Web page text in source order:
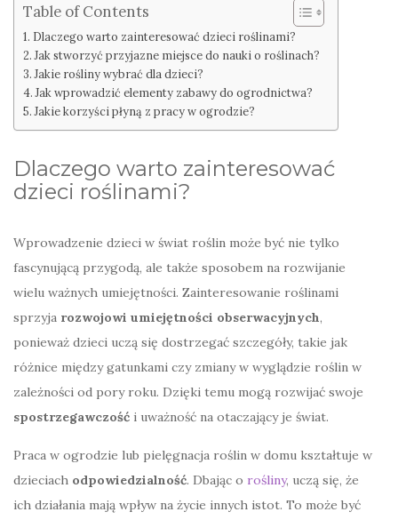
Table of Contents
Dlaczego warto zainteresować dzieci roślinami?
Jak stworzyć przyjazne miejsce do nauki o roślinach?
Jakie rośliny wybrać dla dzieci?
Jak wprowadzić elementy zabawy do ogrodnictwa?
Jakie korzyści płyną z pracy w ogrodzie?
Dlaczego warto zainteresować
dzieci roślinami?
Wprowadzenie dzieci w świat roślin może być nie tylko
fascynującą przygodą, ale także sposobem na rozwijanie
wielu ważnych umiejętności. Zainteresowanie roślinami
sprzyja rozwojowi umiejętności obserwacyjnych,
ponieważ dzieci uczą się dostrzegać szczegóły, takie jak
różnice między gatunkami czy zmiany w wyglądzie roślin w
zależności od pory roku. Dzięki temu mogą rozwijać swoje
spostrzegawczość i uważność na otaczający je świat.
Praca w ogrodzie lub pielęgnacja roślin w domu kształtuje w
dzieciach odpowiedzialność. Dbając o rośliny, uczą się, że
ich działania mają wpływ na życie innych istot. To może być